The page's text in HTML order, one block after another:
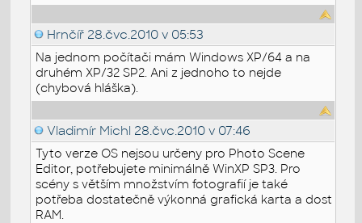
Hrnčíř 28.čvc.2010 v 05:53
Na jednom počítači mám Windows XP/64 a na
druhém XP/32 SP2. Ani z jednoho to nejde
(chybová hláška).
Vladimír Michl 28.čvc.2010 v 07:46
Tyto verze OS nejsou určeny pro Photo Scene
Editor, potřebujete minimálně WinXP SP3. Pro
scény s větším množstvím fotografií je také
potřeba dostatečně výkonná grafická karta a dost
RAM.